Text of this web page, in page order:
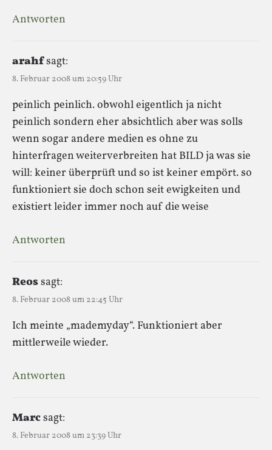
Antworten
arahfsagt:
8. Februar 2008 um 20:59 Uhr
peinlich peinlich. obwohl eigentlich ja nicht
peinlich sondern eher absichtlich aber was solls
wenn sogar andere medien es ohne zu
hinterfragen weiterverbreiten hat BILD ja was sie
will: keiner überprüft und so ist keiner empört. so
funktioniert sie doch schon seit ewigkeiten und
existiert leider immer noch auf die weise
Antworten
Reossagt:
8. Februar 2008 um 22:45 Uhr
Ich meinte „mademyday“. Funktioniert aber
mittlerweile wieder.
Antworten
Marcsagt:
8. Februar 2008 um 23:39 Uhr